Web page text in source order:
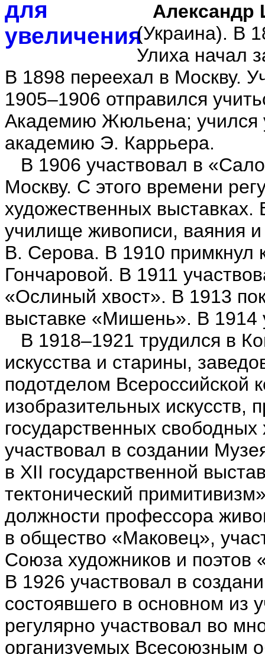
Александр
(Украина). В
Улиха начал
В 1898 переехал в Москву.
1905–1906 отправился
Академию Жюльена;
академию Э. Каррьера.
В 1906 участвовал в
Москву. С этого времени
художественных выставках.
училище живописи, ваяния
В. Серова. В 1910 примкнул
Гончаровой. В 1911
«Ослиный хвост». В 1913
выставке «Мишень». В 1914
В 1918–1921 трудился в
искусства и старины,
подотделом Всероссийской
изобразительных искусств,
государственных
участвовал в создании
в XII государственной
тектонический
должности профессора
в общество «Маковец»,
Союза художников и поэтов
В 1926 участвовал в
состоявшего в основном из
регулярно участвовал во
организуемых Всесоюзным